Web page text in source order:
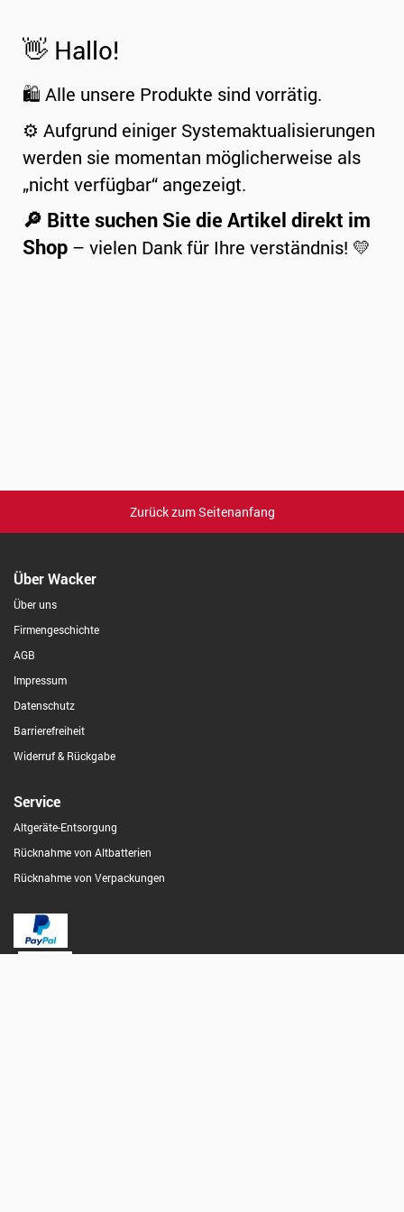
👋 Hallo!
🛍️ Alle unsere Produkte sind vorrätig.
⚙️ Aufgrund einiger Systemaktualisierungen
werden sie momentan möglicherweise als
„nicht verfügbar“ angezeigt.
🔎 Bitte suchen Sie die Artikel direkt im
Shop – vielen Dank für Ihre verständnis! 💛
Zurück zum Seitenanfang
Über Wacker
Über uns
Firmengeschichte
AGB
Impressum
Datenschutz
Barrierefreiheit
Widerruf & Rückgabe
Service
Altgeräte-Entsorgung
Rücknahme von Altbatterien
Rücknahme von Verpackungen